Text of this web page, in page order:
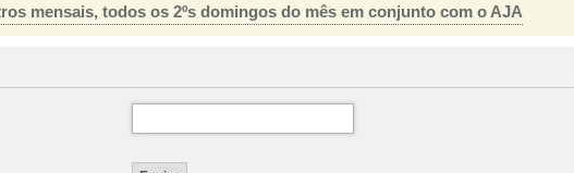
mensais, todos os 2ºs domingos do mês em conjunto com o AJA